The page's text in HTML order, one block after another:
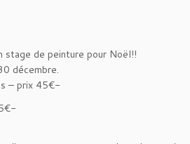
de peinture pour Noël!!
décembre.
– prix 45€-